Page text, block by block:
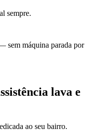
sempre.
sem máquina parada por
lava e
ao seu bairro.